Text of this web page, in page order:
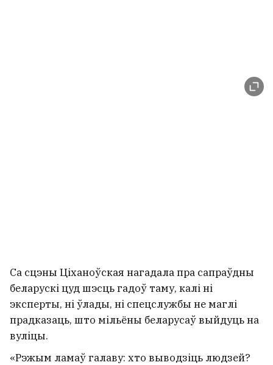
Са сцэны Ціханоўская нагадала пра сапраўдны
беларускі цуд шэсць гадоў таму, калі ні
эксперты, ні ўлады, ні спецслужбы не маглі
прадказаць, што мільёны беларусаў выйдуць на
вуліцы.
«Рэжым ламаў галаву: хто выводзіць людзей?